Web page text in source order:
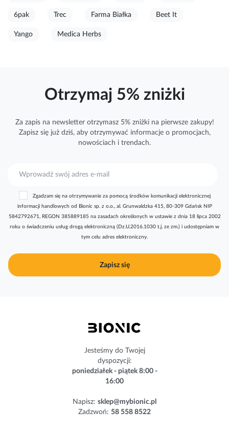
6pak Trec Farma Białka Beet It
Yango Medica Herbs
Otrzymaj 5% zniżki
Za zapis na newsletter otrzymasz 5% zniżki na pierwsze zakupy!
Zapisz się już dziś, aby otrzymywać informacjeo promocjach,
nowościach i trendach.
r
y
j
n
Zapisz się
Zgadzam się na otrzymywanie za pomocą środków komunikacji elektronicznej
informacji handlowych od Bionic sp. z o.o., al. Grunwaldzka 415, 80-309 Gdańsk NIP
5842792671, REGON 385889185 na zasadach określonych w ustawie z dnia 18 lipca 2002
roku o świadczeniu usług drogą elektroniczną (Dz.U.2016.1030 t.j. ze zm.) i udostępniam w
tym celu adres elektroniczny.
Jesteśmy do Twojej
dyspozycji:
poniedziałek - piątek 8:00 -
16:00
Napisz: sklep@mybionic.pl
Zadzwoń: 58 558 8522